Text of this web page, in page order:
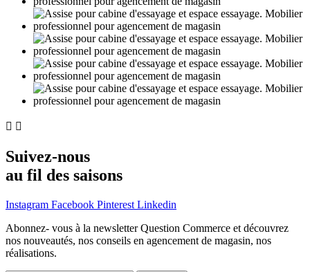
 
Suivez-nous
au fil des saisons
Instagram Facebook Pinterest Linkedin
Abonnez- vous à la newsletter Question Commerce et découvrez
nos nouveautés, nos conseils en agencement de magasin, nos
réalisations.